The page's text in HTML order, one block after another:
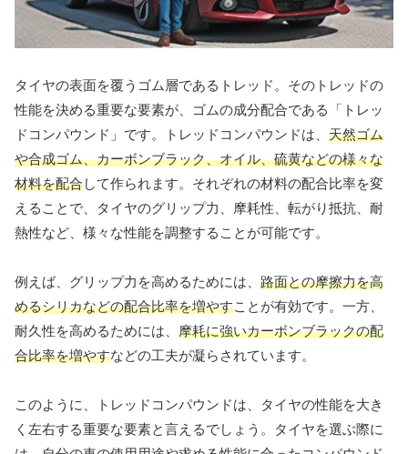
タイヤの表面を覆うゴム層であるトレッド。そのトレッドの
性能を決める重要な要素が、ゴムの成分配合である「トレッ
ドコンパウンド」です。トレッドコンパウンドは、 天然ゴム
や合成ゴム、カーボンブラック、オイル、硫黄などの様々な
材料を配合して作られます。それぞれの材料の配合比率を変
えることで、タイヤのグリップ力、摩耗性、転がり抵抗、耐
熱性など、様々な性能を調整することが可能です。
例えば、グリップ力を高めるためには、 路面との摩擦力を高
めるシリカなどの配合比率を増やすことが有効です。一方、
耐久性を高めるためには、 摩耗に強いカーボンブラックの配
合比率を増やすなどの工夫が凝らされています。
このように、トレッドコンパウンドは、タイヤの性能を大き
く左右する重要な要素と言えるでしょう。タイヤを選ぶ際に